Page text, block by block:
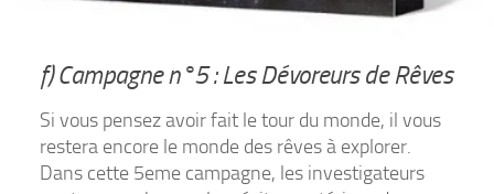
f) Campagne n°5 : Les Dévoreurs de Rêves
Si vous pensez avoir fait le tour du monde, il vous
restera encore le monde des rêves à explorer.
Dans cette 5eme campagne, les investigateurs